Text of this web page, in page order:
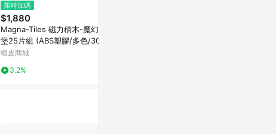
限時加碼
$1,880
Magna-Tiles 磁力積木-魔幻城
堡25片組 (ABS塑膠/多色/30.5x
6.6x30.5cm)
蝦皮商城
3.2%